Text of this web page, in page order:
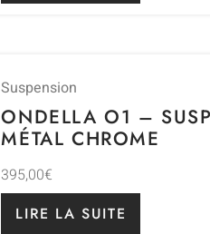
Suspension
ONDELLA O1 –
MÉTAL CHROME
395,00€
LIRE LA SUITE